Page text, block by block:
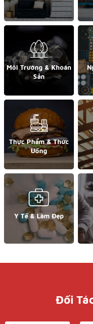
Môi Trường & Khoán
Sản
Thực Phẩm & Thức
Uống
Y Tế & Làm Đẹp
Đối